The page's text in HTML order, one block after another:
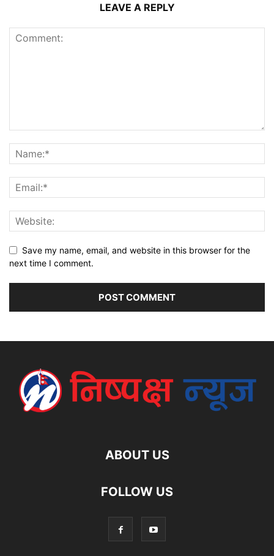
LEAVE A REPLY
Save my name, email, and website in this browser for the
next time I comment.
ABOUT US
FOLLOW US